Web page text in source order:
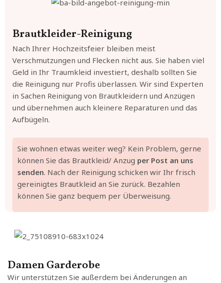
Brautkleider-Reinigung
Nach Ihrer Hochzeitsfeier bleiben meist
Verschmutzungen und Flecken nicht aus. Sie haben viel
Geld in Ihr Traumkleid investiert, deshalb sollten Sie
die Reinigung nur Profis überlassen. Wir sind Experten
in Sachen Reinigung von Brautkleidern und Anzügen
und übernehmen auch kleinere Reparaturen und das
Aufbügeln.
Sie wohnen etwas weiter weg? Kein Problem, gerne
können Sie das Brautkleid/ Anzug per Post an uns
senden. Nach der Reinigung schicken wir Ihr frisch
gereinigtes Brautkleid an Sie zurück. Bezahlen
können Sie ganz bequem per Überweisung.
Damen Garderobe
Wir unterstützen Sie außerdem bei Änderungen an